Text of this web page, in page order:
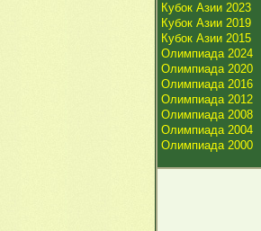
Кубок Азии 2023
Кубок Азии 2019
Кубок Азии 2015
Олимпиада 2024
Олимпиада 2020
Олимпиада 2016
Олимпиада 2012
Олимпиада 2008
Олимпиада 2004
Олимпиада 2000